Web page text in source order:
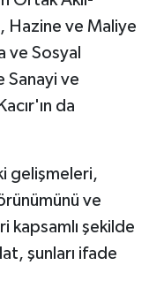
Hazine ve Maliye
ve Sosyal
Sanayi ve
da
gelişmeleri,
ve
kapsamlı şekilde
şunları ifade